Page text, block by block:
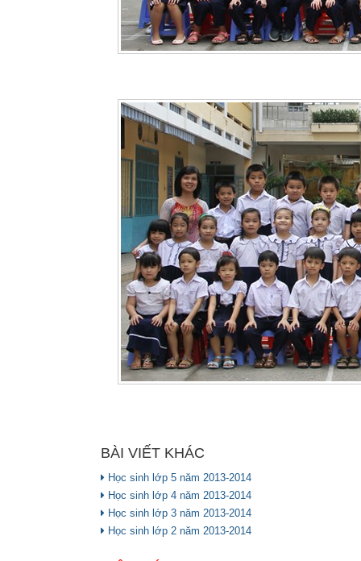
BÀI VIẾT KHÁC
Học sinh lớp 5 năm 2013-2014
Học sinh lớp 4 năm 2013-2014
Học sinh lớp 3 năm 2013-2014
Học sinh lớp 2 năm 2013-2014